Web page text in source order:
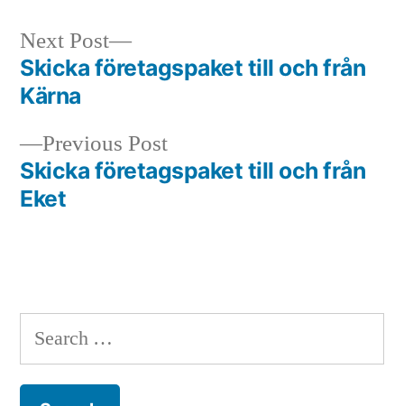
Post
navigation
Previous PostPrevious
post:
Skicka företagspaket till och från
Eket
Next Post
Next
post:
Skicka företagspaket till och från
Kärna
Search
for: